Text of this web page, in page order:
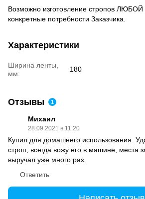
Возможно изготовление стропов
конкретные потребности Заказчика.
Характеристики
Ширина ленты,
мм:
180
Отзывы 1
Михаил
28.09.2021 в 11:20
Купил для домашнего использования.
строп, всегда вожу его в машине, места
выручал уже много раз.
Ответить